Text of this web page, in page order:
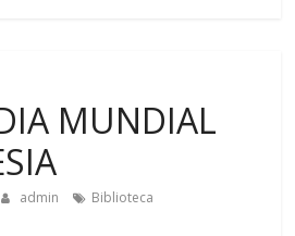
MUNDIAL
admin Biblioteca